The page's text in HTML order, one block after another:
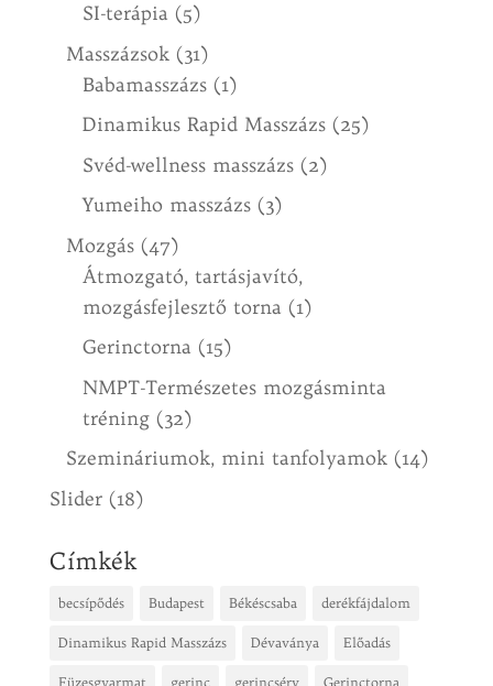
SI-terápia (5)
Masszázsok (31)
Babamasszázs(1)
Dinamikus Rapid Masszázs(25)
Svéd-wellness masszázs(2)
Yumeiho masszázs(3)
Mozgás(47)
Átmozgató, tartásjavító,
mozgásfejlesztő torna (1)
Gerinctorna (15)
NMPT-Természetes mozgásminta
tréning(32)
Szemináriumok, mini tanfolyamok(14)
Slider(18)
Címkék
becsípődés Budapest Békéscsaba derékfájdalom
Dinamikus Rapid Masszázs Dévaványa Előadás
Füzesgyarmat gerinc gerincsérv Gerinctorna